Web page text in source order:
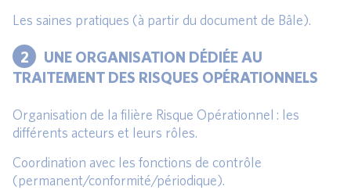
Les saines pratiques (à partir du document de Bâle).
2
UNE ORGANISATION DÉDIÉE AU
TRAITEMENT DES RISQUES OPÉRATIONNELS
Organisation de la filière Risque Opérationnel : les
différents acteurs et leurs rôles.
Coordination avec les fonctions de contrôle
(permanent/conformité/périodique).